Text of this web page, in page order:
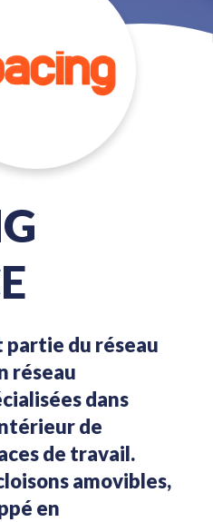
partie du réseau
réseau
dans
de
de travail.
amovibles,
en